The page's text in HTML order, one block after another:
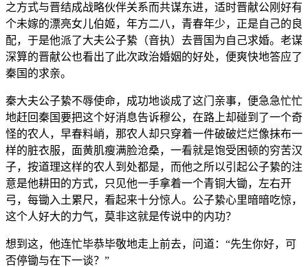
之方式与晋结成战略伙伴关系而共谋东进，适时晋献公刚好有
个未嫁的漂亮女儿伯姬，年方二八，青春年少，正是自己的良
配，于是他派了大夫公子絷（音执）去晋国为自己求婚。老谋
深算的晋献公也看出了此次政治婚姻的好处，便爽快地答应了
秦国的求亲。
秦大夫公子絷不辱使命，成功地谈成了这门亲事，便急急忙忙
地赶回秦国要把这个好消息告诉穆公，在路上却碰到了一个奇
怪的农人，早春料峭，那农人却只穿着一件破破烂烂像抹布一
样的脏衣服，面黄肌瘦满脸沧桑，一看就是饱受困顿的穷苦汉
子，按道理这样的农人到处都是，而他之所以引起公子絷的注
意是他耕田的方式，只见他一手拿着一个青铜大锄，左右开
弓，每锄入土累尺，看起来十分惊人。公子絷心里暗暗吃惊，
这个人好大的力气，莫非这就是传说中的内功？
想到这，他连忙毕恭毕敬地走上前去，问道：“先生你好，可
否停锄与在下一谈？”